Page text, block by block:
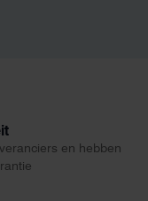
en hebben